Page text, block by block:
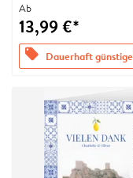
Ab
13,99 €*
offers Dauerhaft